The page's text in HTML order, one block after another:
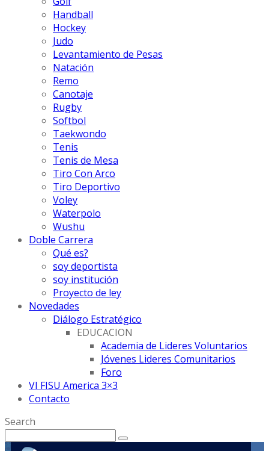
Handball
Hockey
Judo
Levantamiento de Pesas
Natación
Remo
Canotaje
Rugby
Softbol
Taekwondo
Tenis
Tenis de Mesa
Tiro Con Arco
Tiro Deportivo
Voley
Waterpolo
Wushu
Doble Carrera
Qué es?
soy deportista
soy institución
Proyecto de ley
Novedades
Diálogo Estratégico
EDUCACION
Academia de Lideres Voluntarios
Jóvenes Lideres Comunitarios
Foro
VI FISU America 3×3
Contacto
Search